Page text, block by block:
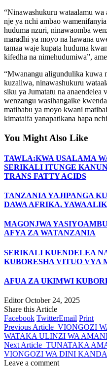
“Ninawashukuru wataalamu
nje ya nchi ambao
huduma nzuri, ninawaomba
maradhi ya moyo na hawana
tamaa waje kupata huduma
kifedha na nimehudumiwa”,
“Mwanangu aligundulika kuwa
kuzaliwa, ninawashukuru
siku ya Jumatatu na
wenzangu wasihangaike
matibabu ya moyo kwani
kimataifa yanapatikana hapa
You Might Also Like
TAWLA:KWA USALAMA
SERIKALI ITUNGE
TRANS FATTY ACIDS
TANZANIA YAJIPANGA
DAWA AFRIKA,
MAGONJWA
AFYA ZA WATANZANIA
SERIKALI KUENDELEA
KUBORESHA VITUO VYA
AFUA ZA UKIMWI
Editor October 24, 2025
Share this Article
Facebook TwitterEmail Print
Previous Article VIONGOZI
WATAKA ULINZI WA
Next Article TUNATAKA
VIONGOZI WA DINI
Leave a comment